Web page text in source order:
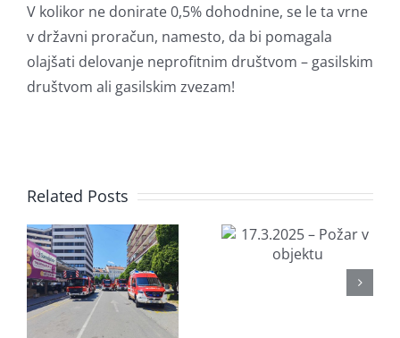
V kolikor ne donirate 0,5% dohodnine, se le ta vrne
v državni proračun, namesto, da bi pomagala
olajšati delovanje neprofitnim društvom – gasilskim
društvom ali gasilskim zvezam!
Related Posts
17.3.2025 –
Požar v
objektu